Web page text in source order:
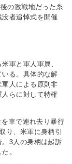
の激戦地だった糸
者追悼式を開催
軍と軍人軍属、
る。具体的な解
人による原則非
らに対して特権
車で連れ去り暴行
り、米軍に身柄引
3人の身柄は起訴
。